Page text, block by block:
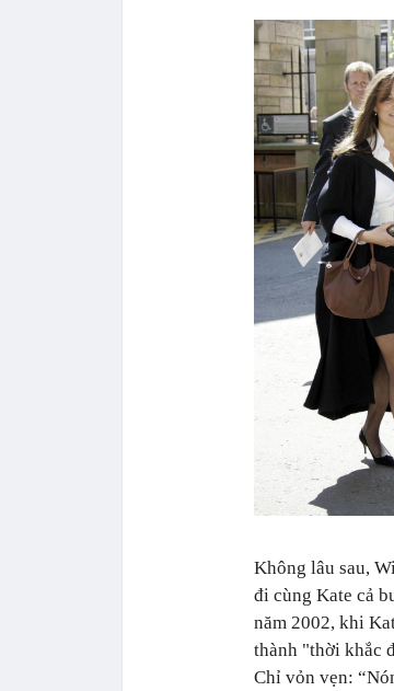
Không lâu sau,
đi cùng Kate cả
năm 2002, khi
thành "thời khắc
Chỉ vỏn vẹn: